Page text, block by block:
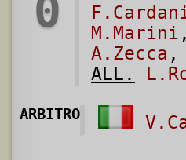
0
M.Marini
A.Zecca ,
ALL.
ARBITRO